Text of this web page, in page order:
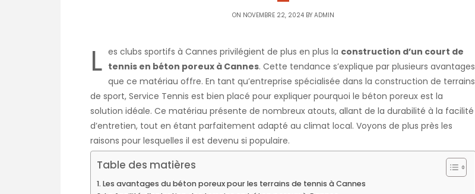
ON NOVEMBRE 22, 2024 BY ADMIN
L es clubs sportifs à Cannes privilégient de plus en plus la construction d’un court de
tennis en béton poreux à Cannes. Cette tendance s’explique par plusieurs avantages
que ce matériau offre. En tant qu’entreprise spécialisée dans la construction de terrains
de sport, Service Tennis est bien placé pour expliquer pourquoi le béton poreux est la
solution idéale. Ce matériau présente de nombreux atouts, allant de la durabilité à la facilité
d’entretien, tout en étant parfaitement adapté au climat local. Voyons de plus près les
raisons pour lesquelles il est devenu si populaire.
Table des matières
Les avantages du béton poreux pour les terrains de tennis à Cannes